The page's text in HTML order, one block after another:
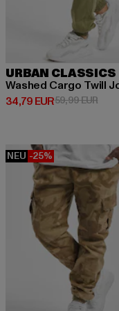
URBAN CLASSICS
Washed Cargo Twill
34,79 EUR
Derzeitiger Preis: 34,79
59,99 EUR
NEU -25%